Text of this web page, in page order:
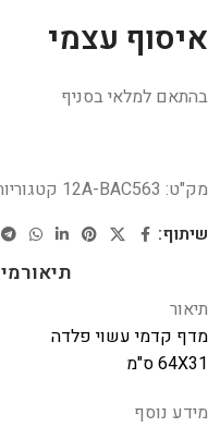
איסוף עצמי
בהתאם למלאי בסניף
מק"ט: 12A-BAC563
שיתוף:
תיאור
תיאור
מדף קדמי עשוי פלדה
64X31 ס"מ
מידע נוסף